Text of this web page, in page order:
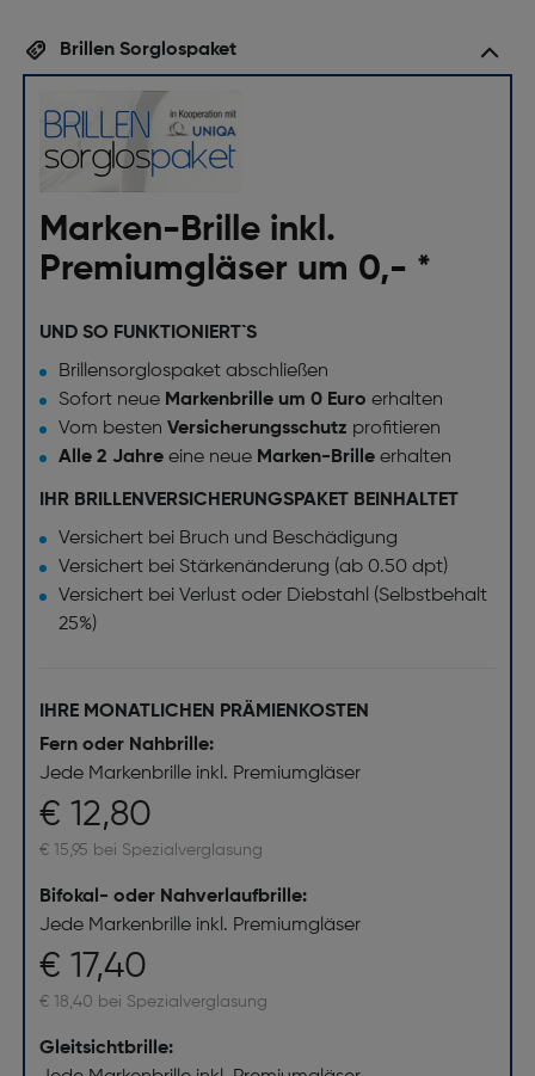
Brillen Sorglospaket
Marken-Brille inkl.
Premiumgläser um 0,- *
UND SO FUNKTIONIERT`S
Brillensorglospaket abschließen
Sofort neue Markenbrille um 0 Euro erhalten
Vom besten Versicherungsschutz profitieren
Alle 2 Jahreeine neue Marken-Brille erhalten
IHR BRILLENVERSICHERUNGSPAKET BEINHALTET
Versichert bei Bruch und Beschädigung
Versichert bei Stärkenänderung (ab 0.50 dpt)
Versichert bei Verlust oder Diebstahl (Selbstbehalt
25%)
IHRE MONATLICHEN PRÄMIENKOSTEN
Fern oder Nahbrille:
Jede Markenbrille inkl. Premiumgläser
€ 12,80
€ 15,95 bei Spezialverglasung
Bifokal- oder Nahverlaufbrille:
Jede Markenbrille inkl. Premiumgläser
€ 17,40
€ 18,40 bei Spezialverglasung
Gleitsichtbrille: